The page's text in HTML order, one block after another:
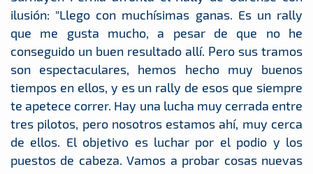
ilusión: "Llego con muchísimas ganas. Es un rally
que me gusta mucho, a pesar de que no he
conseguido un buen resultado allí. Pero sus tramos
son espectaculares, hemos hecho muy buenos
tiempos en ellos, y es un rally de esos que siempre
te apetece correr. Hay una lucha muy cerrada entre
tres pilotos, pero nosotros estamos ahí, muy cerca
de ellos. El objetivo es luchar por el podio y los
puestos de cabeza. Vamos a probar cosas nuevas